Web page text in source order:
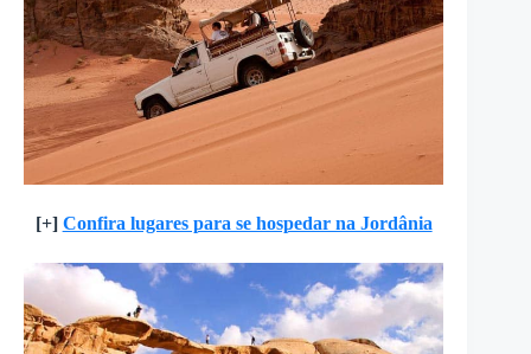
[+] Confira lugares para se hospedar na Jordânia